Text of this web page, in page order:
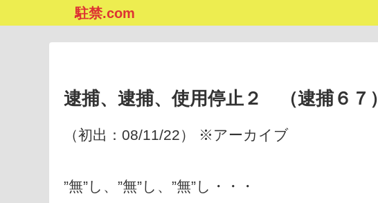
駐禁.com
逮捕、逮捕、使用停止２ （逮捕６７）
（初出：08/11/22） ※アーカイブ
”無”し、”無”し、”無”し・・・